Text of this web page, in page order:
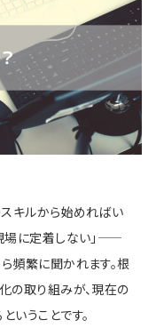
スキルから始めればい
場に定着しない」——
頻繁に聞かれます。根
の取り組みが、現在の
いうことです。